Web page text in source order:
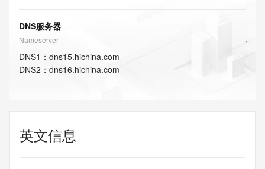
DNS服务器
Nameserver
DNS1 ： dns15.hichina.com
DNS2 ： dns16.hichina.com
英文信息